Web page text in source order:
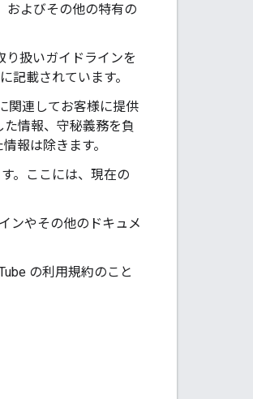
およびその他の特有の
り扱いガイドラインを
に記載されています。
関連してお客様に提供
た情報、守秘義務を負
報は除きます。
。ここには、現在の
ンやその他のドキュメ
の利用規約のこと